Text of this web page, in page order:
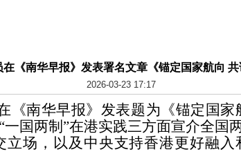
《南华早报》发表署名文章《锚定国家航向 共
2026-03-23 17:17
《南华早报》发表题为《锚定国
国两制”在港实践三方面宣介全国
场，以及中央支持香港更好融